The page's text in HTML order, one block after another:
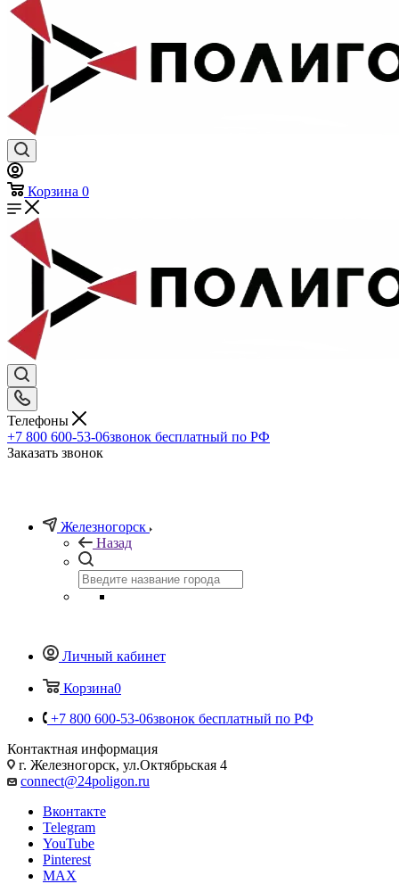
Корзина 0
Телефоны
+7 800 600-53-06звонок бесплатный по РФ
Заказать звонок
Железногорск
Назад
Личный кабинет
Корзина0
+7 800 600-53-06звонок бесплатный по РФ
Контактная информация
г. Железногорск, ул.Октябрьская 4
connect@24poligon.ru
Вконтакте
Telegram
YouTube
Pinterest
MAX